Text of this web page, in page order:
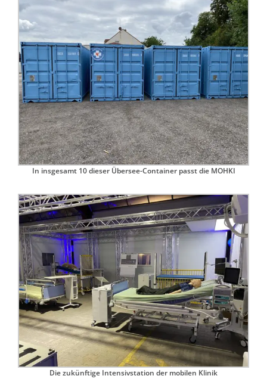
In insgesamt 10 dieser Übersee-Container passt die MOHKI
Die zukünftige Intensivstation der mobilen Klinik